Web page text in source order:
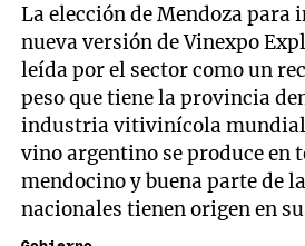
La elección de Mendoza para
nueva versión de Vinexpo
leída por el sector como un
peso que tiene la provincia
industria vitivinícola
vino argentino se produce en
mendocino y buena parte de
nacionales tienen origen en